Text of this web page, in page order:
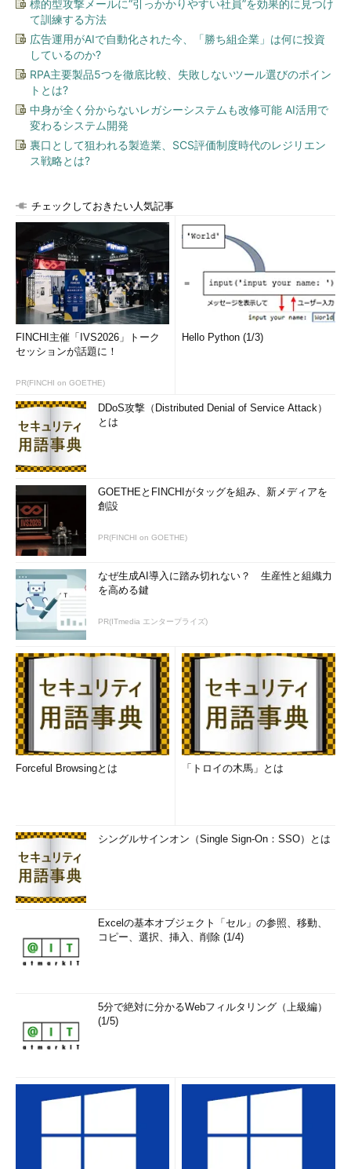
標的型攻撃メールに“引っかかりやすい社員”を効果的に見つけ
て訓練する方法
広告運用がAIで自動化された今、「勝ち組企業」は何に投資
しているのか?
RPA主要製品5つを徹底比較、失敗しないツール選びのポイン
トとは?
中身が全く分からないレガシーシステムも改修可能 AI活用で
変わるシステム開発
裏口として狙われる製造業、SCS評価制度時代のレジリエン
ス戦略とは?
チェックしておきたい人気記事
FINCHI主催「IVS2026」トーク
セッションが話題に！
PR(FINCHI on GOETHE)
Hello Python (1/3)
DDoS攻撃（Distributed Denial of Service Attack）
とは
GOETHEとFINCHIがタッグを組み、新メディアを
創設
PR(FINCHI on GOETHE)
なぜ生成AI導入に踏み切れない？ 生産性と組織力
を高める鍵
PR(ITmedia エンタープライズ)
Forceful Browsingとは 「トロイの木馬」とは
シングルサインオン（Single Sign-On：SSO）とは
Excelの基本オブジェクト「セル」の参照、移動、
コピー、選択、挿入、削除 (1/4)
5分で絶対に分かるWebフィルタリング（上級編）
(1/5)